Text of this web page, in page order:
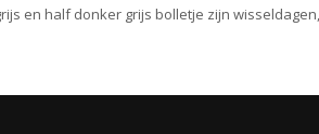
en half donker grijs bolletje zijn